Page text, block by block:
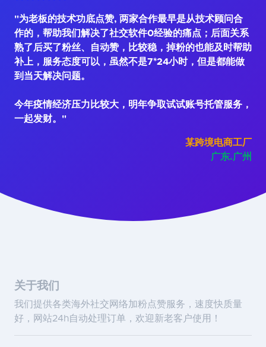
"为老板的技术功底点赞, 两家合作最早是从技术顾问合
作的，帮助我们解决了社交软件0经验的痛点；后面关系
熟了后买了粉丝、自动赞，比较稳，掉粉的也能及时帮助
补上，服务态度可以，虽然不是7*24小时，但是都能做
到当天解决问题。
今年疫情经济压力比较大，明年争取试试账号托管服务，
一起发财。"
某跨境电商工厂
广东.广州
关于我们
我们提供各类海外社交网络加粉点赞服务，速度快质量
好，网站24h自动处理订单，欢迎新老客户使用！